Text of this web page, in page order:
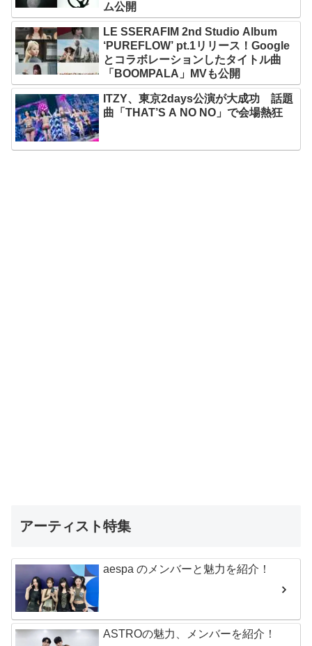
ム公開
LE SSERAFIM 2nd Studio Album
‘PUREFLOW’ pt.1リリース！Google
とコラボレーションしたタイトル曲
「BOOMPALA」MVも公開
ITZY、東京2days公演が大成功 話題
曲「THAT’S A NO NO」で会場熱狂
アーティスト特集
aespa のメンバーと魅力を紹介！
ASTROの魅力、メンバーを紹介！